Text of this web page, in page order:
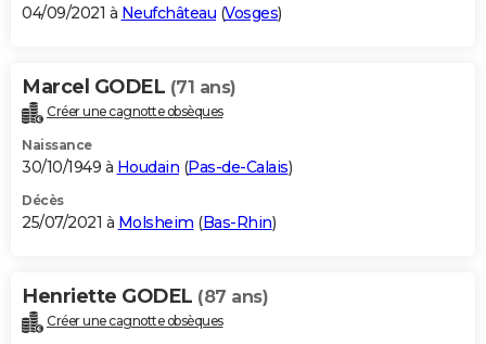
04/09/2021 à Neufchâteau (Vosges)
Marcel GODEL (71 ans)
Créer une cagnotte obsèques
Naissance
30/10/1949 à Houdain (Pas-de-Calais)
Décès
25/07/2021 à Molsheim (Bas-Rhin)
Henriette GODEL (87 ans)
Créer une cagnotte obsèques